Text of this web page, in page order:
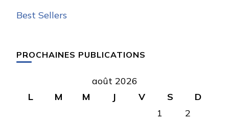
Best Sellers
PROCHAINES PUBLICATIONS
août 2026
L
M M J V S
D
1
2